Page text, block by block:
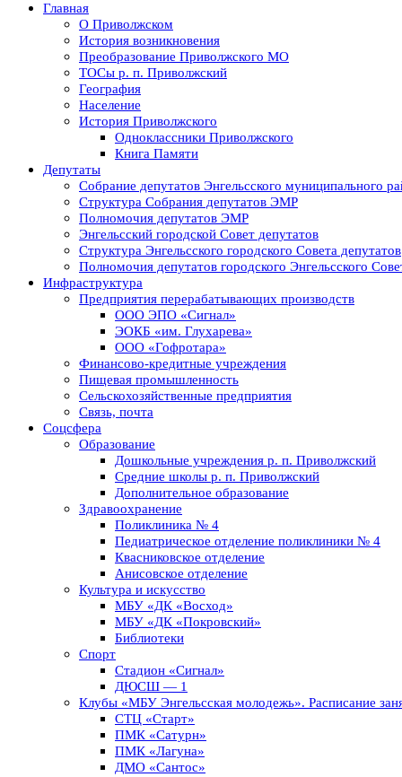
Главная
О Приволжском
История возникновения
Преобразование Приволжского МО
ТОСы р. п. Приволжский
География
Население
История Приволжского
Одноклассники Приволжского
Книга Памяти
Депутаты
Собрание депутатов Энгельсского муниципального
Структура Собрания депутатов ЭМР
Полномочия депутатов ЭМР
Энгельсский городской Совет депутатов
Структура Энгельсского городского Совета депутатов
Полномочия депутатов городского Энгельсского
Инфраструктура
Предприятия перерабатывающих производств
ООО ЭПО «Сигнал»
ЭОКБ «им. Глухарева»
ООО «Гофротара»
Финансово-кредитные учреждения
Пищевая промышленность
Сельскохозяйственные предприятия
Связь, почта
Соцсфера
Образование
Дошкольные учреждения р. п. Приволжский
Средние школы р. п. Приволжский
Дополнительное образование
Здравоохранение
Поликлиника № 4
Педиатрическое отделение поликлиники № 4
Квасниковское отделение
Анисовское отделение
Культура и искусство
МБУ «ДК «Восход»
МБУ «ДК «Покровский»
Библиотеки
Спорт
Стадион «Сигнал»
ДЮСШ — 1
Клубы «МБУ Энгельсская молодежь». Расписание
СТЦ «Старт»
ПМК «Сатурн»
ПМК «Лагуна»
ДМО «Сантос»